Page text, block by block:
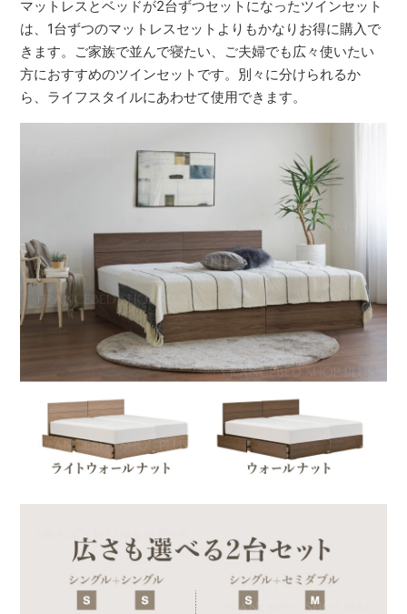
マットレスとベッドが2台ずつセットになったツインセット
は、1台ずつのマットレスセットよりもかなりお得に購入で
きます。ご家族で並んで寝たい、ご夫婦でも広々使いたい
方におすすめのツインセットです。別々に分けられるか
ら、ライフスタイルにあわせて使用できます。